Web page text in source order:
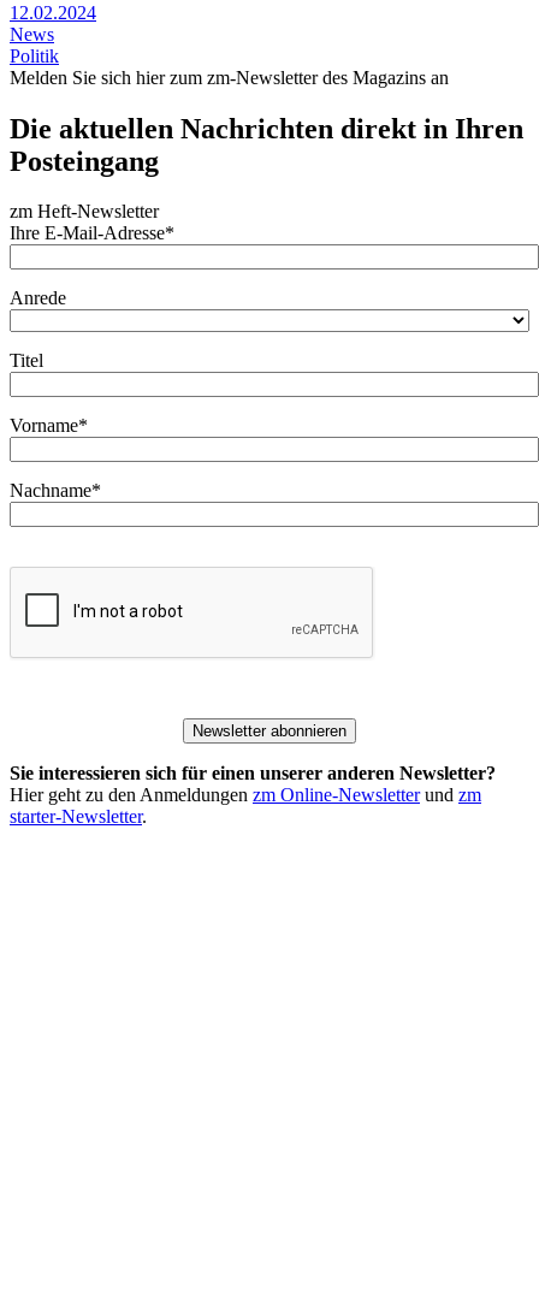
12.02.2024
News
Politik
Melden Sie sich hier zum zm-Newsletter des Magazins an
Die aktuellen Nachrichten direkt in Ihren
Posteingang
zm Heft-Newsletter
Ihre E-Mail-Adresse*
Anrede
Titel
Vorname*
Nachname*
Newsletter abonnieren
Sie interessieren sich für einen unserer anderen Newsletter?
Hier geht zu den Anmeldungen zm Online-Newsletterund zm
starter-Newsletter.